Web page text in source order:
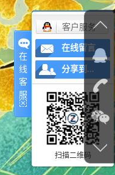
在
线
客
服
客户服务
在线留言
分享到...
扫描二维码